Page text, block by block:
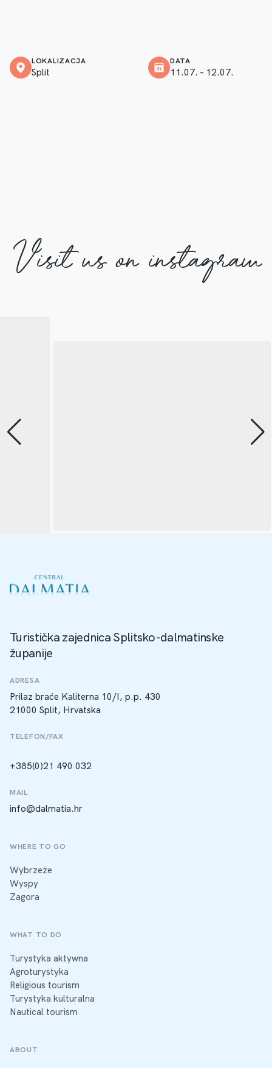
LOKALIZACJA
Split
DATA
11.07. – 12.07.
Visit us on instagram
Turistička zajednica Splitsko-dalmatinske
županije
ADRESA
Prilaz braće Kaliterna 10/I, p.p. 430
21000 Split, Hrvatska
TELEFON/FAX
+385(0)21 490 032
MAIL
info@dalmatia.hr
WHERE TO GO
Wybrzeże
Wyspy
Zagora
WHAT TO DO
Turystyka aktywna
Agroturystyka
Religious tourism
Turystyka kulturalna
Nautical tourism
ABOUT